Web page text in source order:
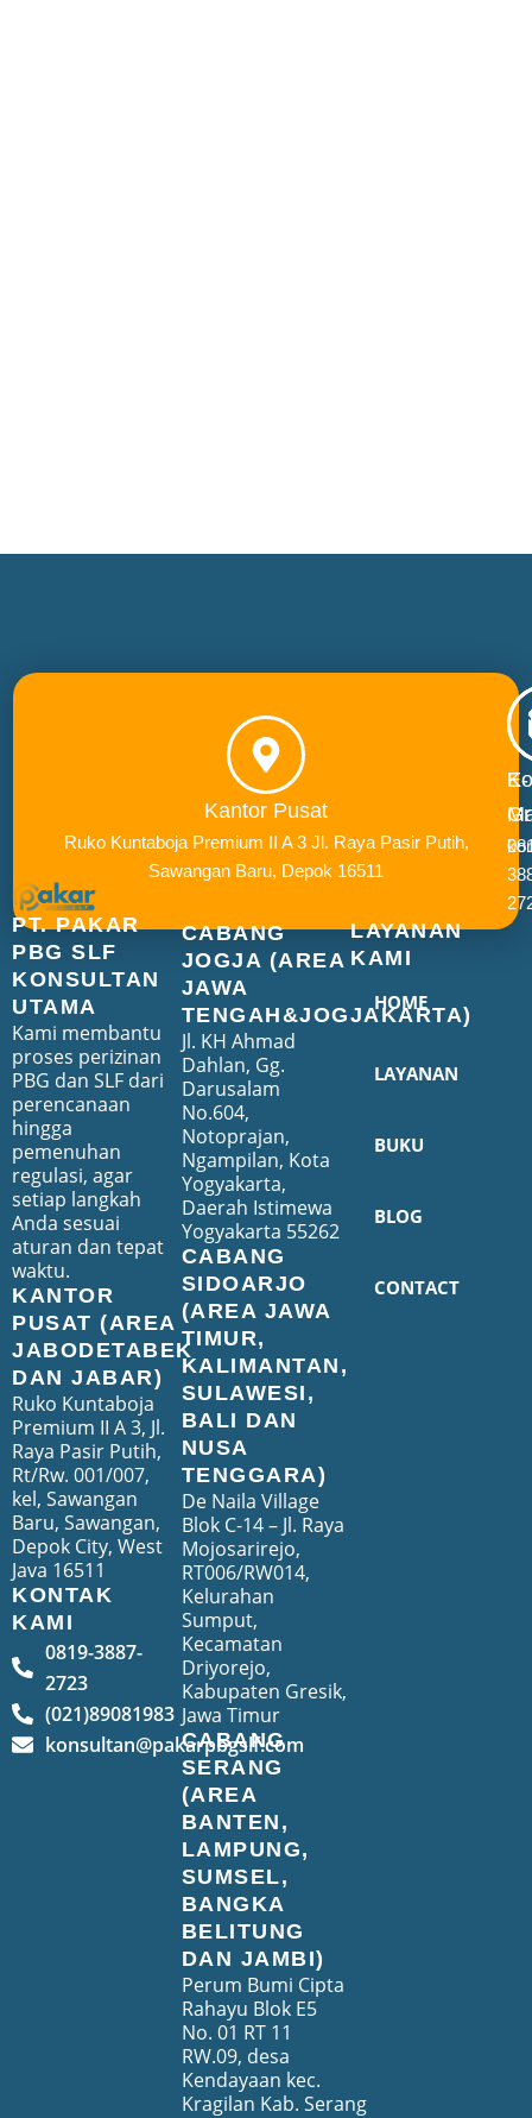
Kantor Pusat
Ruko Kuntaboja Premium II A 3 Jl. Raya Pasir Putih,
Sawangan Baru, Depok 16511
E-
PT. PAKAR
PBG SLF
KONSULTAN
UTAMA
Kami membantu
proses perizinan
PBG dan SLF dari
perencanaan
hingga
pemenuhan
regulasi, agar
setiap langkah
Anda sesuai
aturan dan tepat
waktu.
KANTOR
PUSAT (AREA
JABODETABEK
DAN JABAR)
Ruko Kuntaboja
Premium II A 3, Jl.
Raya Pasir Putih,
Rt/Rw. 001/007,
kel, Sawangan
Baru, Sawangan,
Depok City, West
Java 16511
KONTAK
KAMI
0819-3887-
2723
(021)89081983
konsultan@pakarpbgslf.com
CABANG
JOGJA (AREA
JAWA
TENGAH&JOGJAKARTA)
Jl. KH Ahmad
Dahlan, Gg.
Darusalam
No.604,
Notoprajan,
Ngampilan, Kota
Yogyakarta,
Daerah Istimewa
Yogyakarta 55262
CABANG
SIDOARJO
(AREA JAWA
TIMUR,
KALIMANTAN,
SULAWESI,
BALI DAN
NUSA
TENGGARA)
De Naila Village
Blok C-14 – Jl. Raya
Mojosarirejo,
RT006/RW014,
Kelurahan
Sumput,
Kecamatan
Driyorejo,
Kabupaten Gresik,
Jawa Timur
CABANG
SERANG
(AREA
BANTEN,
LAMPUNG,
SUMSEL,
BANGKA
BELITUNG
DAN JAMBI)
Perum Bumi Cipta
Rahayu Blok E5
No. 01 RT 11
RW.09, desa
Kendayaan kec.
Kragilan Kab. Serang
LAYANAN
KAMI
HOME
LAYANAN
BUKU
BLOG
CONTACT